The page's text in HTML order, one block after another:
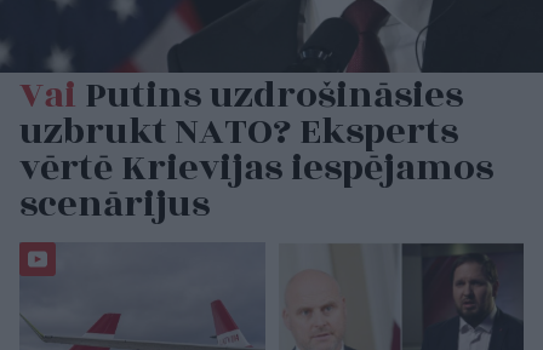
VaiPutins uzdrošināsies
uzbrukt NATO? Eksperts
vērtē Krievijas iespējamos
scenārijus